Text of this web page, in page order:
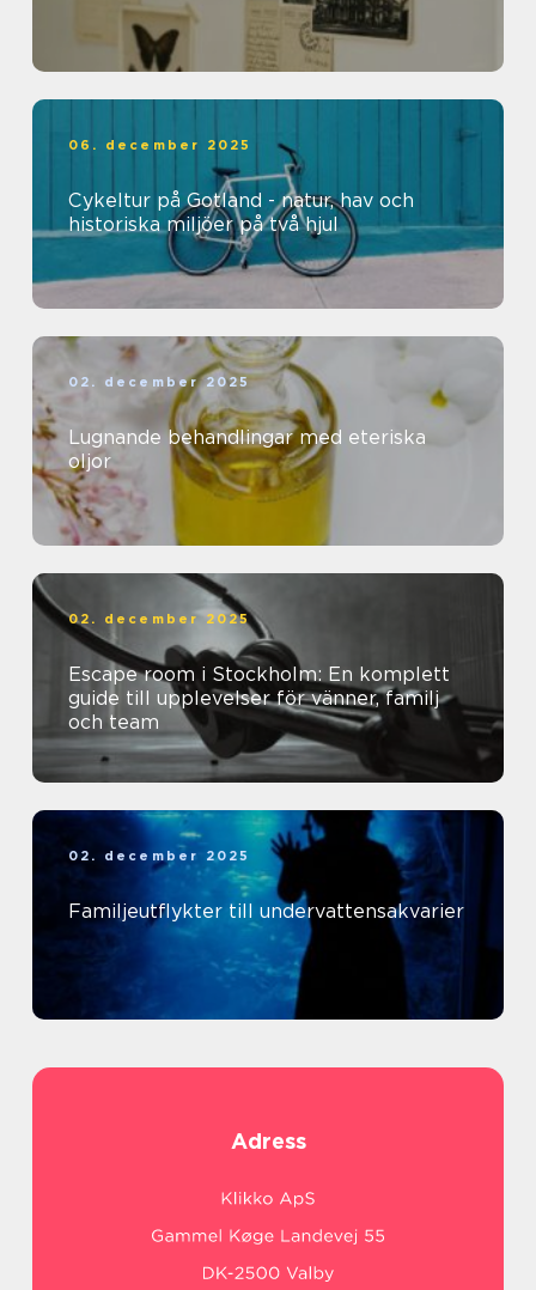
06. december 2025
Cykeltur på Gotland - natur, hav och
historiska miljöer på två hjul
02. december 2025
Lugnande behandlingar med eteriska
oljor
02. december 2025
Escape room i Stockholm: En komplett
guide till upplevelser för vänner, familj
och team
02. december 2025
Familjeutflykter till undervattensakvarier
Adress